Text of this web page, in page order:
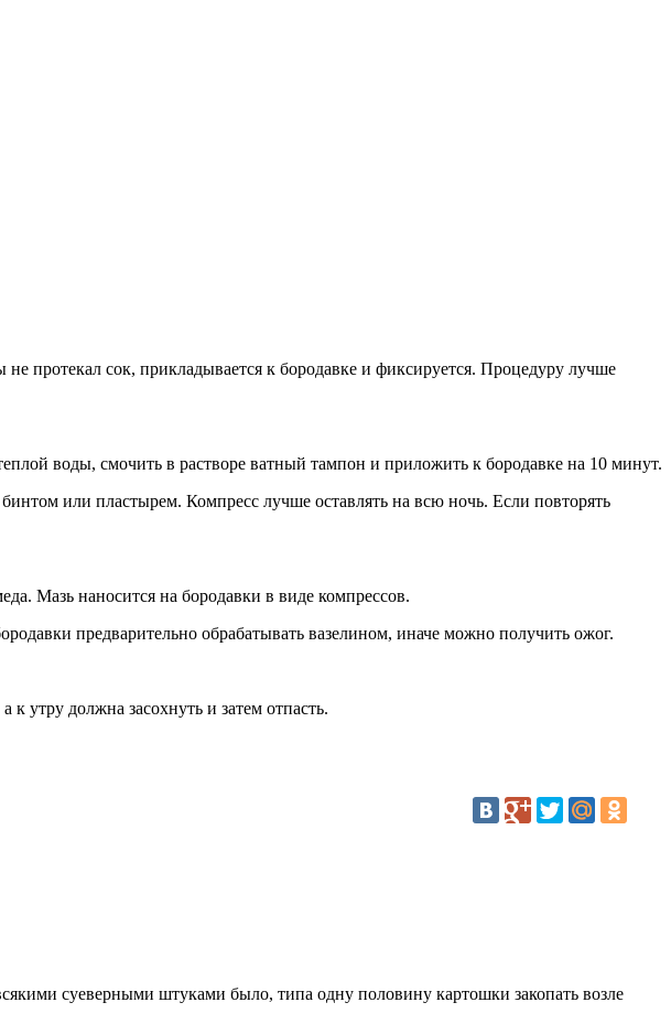
протекал сок, прикладывается к бородавке и фиксируется. Процедуру лучше
воды, смочить в растворе ватный тампон и приложить к бородавке на 10 минут.
или пластырем. Компресс лучше оставлять на всю ночь. Если повторять
Мазь наносится на бородавки в виде компрессов.
предварительно обрабатывать вазелином, иначе можно получить ожог.
утру должна засохнуть и затем отпасть.
суеверными штуками было, типа одну половину картошки закопать возле